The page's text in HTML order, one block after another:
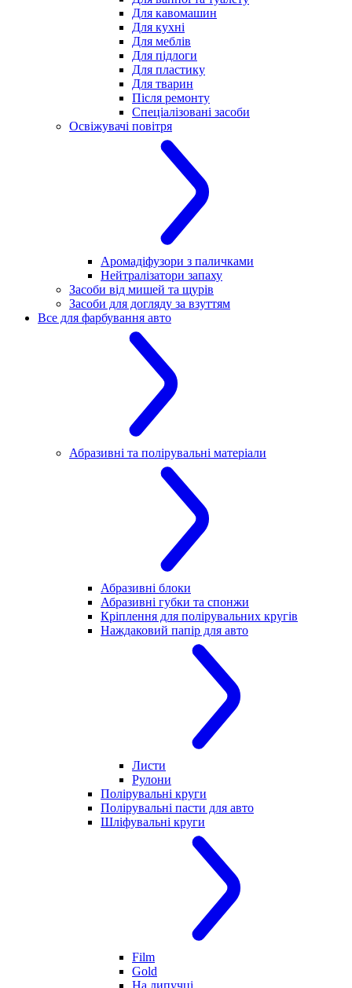
Для кавомашин
Для кухні
Для меблів
Для підлоги
Для пластику
Для тварин
Після ремонту
Спеціалізовані засоби
Освіжувачі повітря
Аромадіфузори з паличками
Нейтралізатори запаху
Засоби від мишей та щурів
Засоби для догляду за взуттям
Все для фарбування авто
Абразивні та полірувальні матеріали
Абразивні блоки
Абразивні губки та спонжи
Кріплення для полірувальних кругів
Наждаковий папір для авто
Листи
Рулони
Полірувальні круги
Полірувальні пасти для авто
Шліфувальні круги
Film
Gold
На липучці